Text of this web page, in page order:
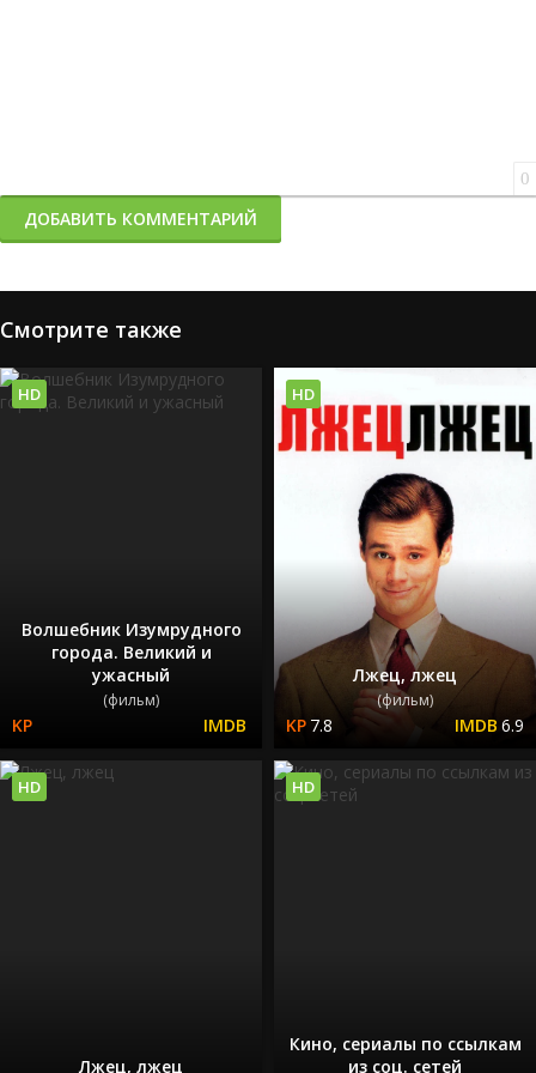
0
ДОБАВИТЬ КОММЕНТАРИЙ
Смотрите также
Волшебник Изумрудного
города. Великий и
ужасный
(фильм)
HD
Лжец, лжец
(фильм)
7.8 6.9
HD
Лжец, лжец
HD
Кино, сериалы по ссылкам
из соц. сетей
HD